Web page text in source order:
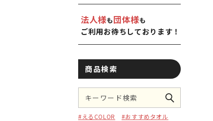
グリーンノベルティ
キッチン
フェイス&ボディケア
ファッション雑貨
ティッシュ・ロール
法人様も団体様も
ご利用お待ちしております！
商品検索
#えるCOLOR
#おすすめタオル